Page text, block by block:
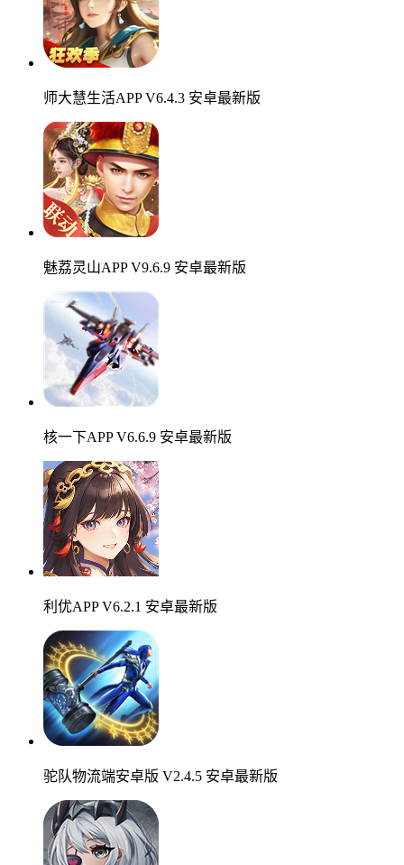
师大慧生活APP V6.4.3 安卓最新版
魅荔灵山APP V9.6.9 安卓最新版
核一下APP V6.6.9 安卓最新版
利优APP V6.2.1 安卓最新版
驼队物流端安卓版 V2.4.5 安卓最新版